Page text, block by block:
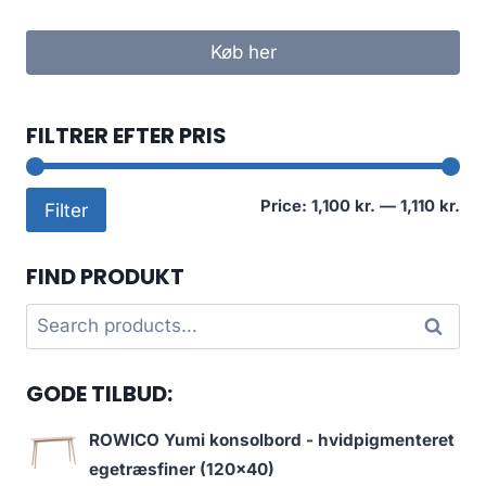
Køb her
FILTRER EFTER PRIS
Filter Price: 1,100 kr. — 1,110 kr.
FIND PRODUKT
Search
for:
Search
GODE TILBUD:
ROWICO Yumi konsolbord - hvidpigmenteret
egetræsfiner (120x40)